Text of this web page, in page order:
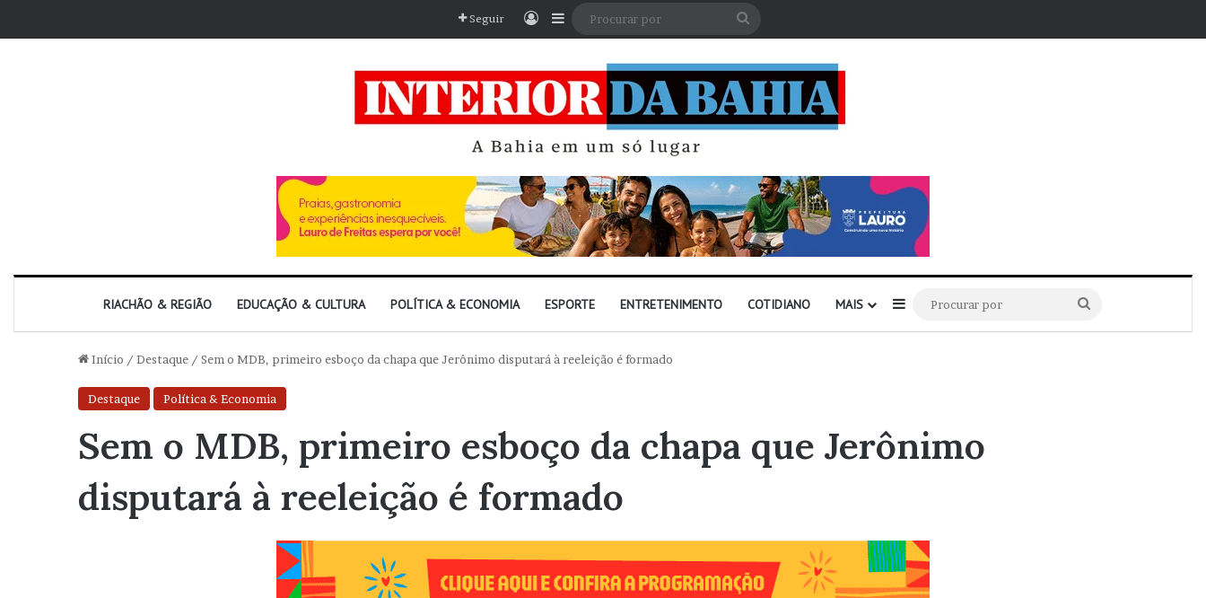
Seguir EntrarBarra Lateral
RIACHÃO & REGIÃO EDUCAÇÃO & CULTURA POLÍTICA & ECONOMIA ESPORTE ENTRETENIMENTO COTIDIANO MAIS Barra Lateral
por
Início / Destaque / Sem o MDB, primeiro esboço da chapa que Jerônimo disputará à reeleição é formado
Destaque Política & Economia
Sem o MDB, primeiro esboço da chapa que Jerônimo
disputará à reeleição é formado